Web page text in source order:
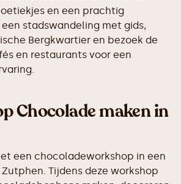
en een prachtig
stadswandeling met gids,
Bergkwartier en bezoek de
en restaurants voor een
Chocolade maken in
een chocoladeworkshop in een
Tijdens deze workshop